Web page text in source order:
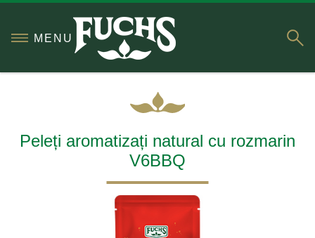
MENU
Peleți aromatizați natural cu rozmarin
V6BBQ